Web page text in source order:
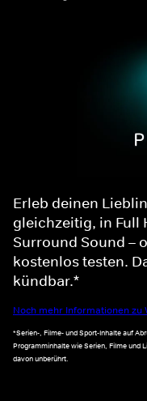
Erleb deinen
gleichzeitig, in Full
Surround Sound –
kostenlos testen.
kündbar.*
Noch mehr Informationen zu
*Serien-, Filme- und Sport-Inhalte auf
Programminhalte wie Serien, Filme und
davon unberührt.